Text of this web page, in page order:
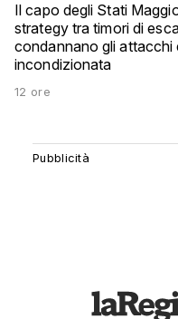
Il capo degli Stati
strategy tra timori di
condannano gli attacchi
incondizionata
12 ore